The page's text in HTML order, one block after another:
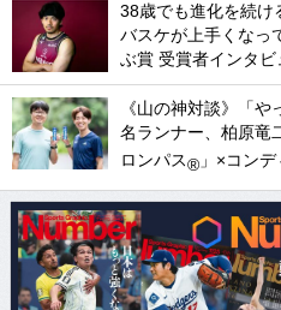
38歳でも進化を続け
バスケが上手くなっ
ぶ賞 受賞者インタビ
《山の神対談》「や
名ランナー、柏原竜
ロンパス® 」×コン